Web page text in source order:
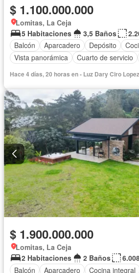
$ 1.100.000.000
Lomitas, La Ceja
5 Habitaciones
3,5 Baños
Balcón
Aparcadero Depósito
Vista panorámica
Cuarto de servicio
Hace 4 días, 20 horas en - Luz Dary Ciro Lopez
$ 1.900.000.000
Lomitas, La Ceja
2 Habitaciones
2 Baños
Balcón
Aparcadero Cocina integral